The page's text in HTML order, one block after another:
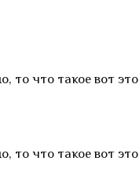
то что такое вот это
то что такое вот это